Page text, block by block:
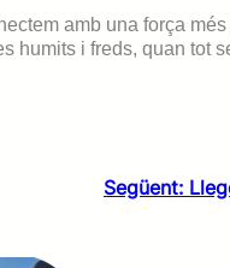
amb una força
humits i freds, quan tot
Següent: